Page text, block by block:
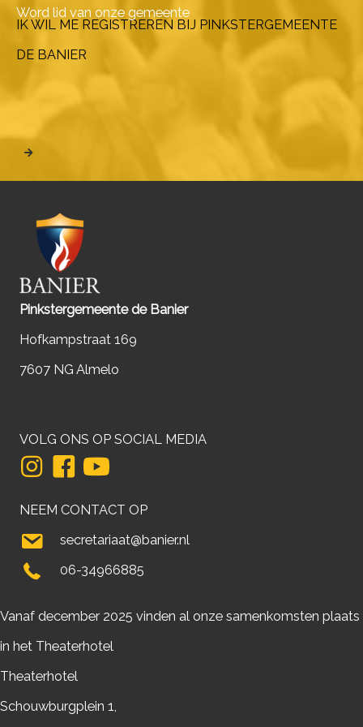
Word lid van onze gemeente
IK WIL ME REGISTREREN BIJ PINKSTERGEMEENTE
DE BANIER
Pinkstergemeente de Banier
Hofkampstraat 169
7607 NG Almelo
VOLG ONS OP SOCIAL MEDIA
NEEM CONTACT OP
secretariaat@banier.nl
06-34966885
Vanaf december 2025 vinden al onze samenkomsten plaats
in het Theaterhotel
Theaterhotel
Schouwburgplein 1,